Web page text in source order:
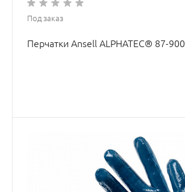
Под заказ
Перчатки Ansell ALPHATEC® 87-900